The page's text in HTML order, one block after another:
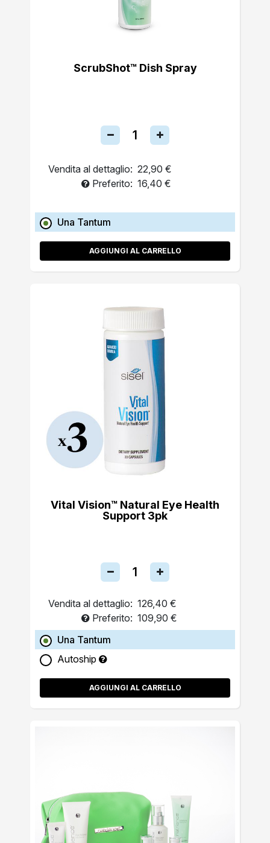
ScrubShot™ Dish Spray
Vendita al dettaglio: 22,90 €
Preferito: 16,40 €
Una Tantum
AGGIUNGI AL CARRELLO
Vital Vision™ Natural Eye Health
Support 3pk
Vendita al dettaglio: 126,40 €
Preferito: 109,90 €
Una Tantum
Autoship
AGGIUNGI AL CARRELLO